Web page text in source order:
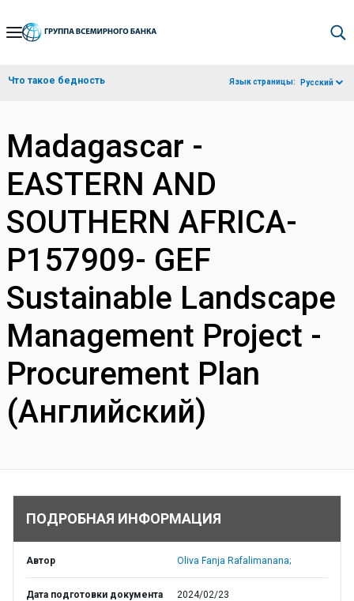
Skip
Navigation
Что такое бедность Язык страницы: Русский
Madagascar -
EASTERN AND
SOUTHERN AFRICA-
P157909- GEF
Sustainable Landscape
Management Project -
Procurement Plan
(Английский)
ПОДРОБНАЯ ИНФОРМАЦИЯ
Автор Oliva Fanja Rafalimanana;
Дата подготовки документа 2024/02/23